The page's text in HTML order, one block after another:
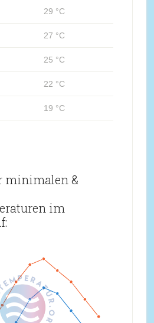
29 °C
27 °C
25 °C
22 °C
19 °C
minimalen &
im